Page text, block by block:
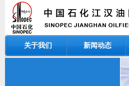
关于我们 新闻动态